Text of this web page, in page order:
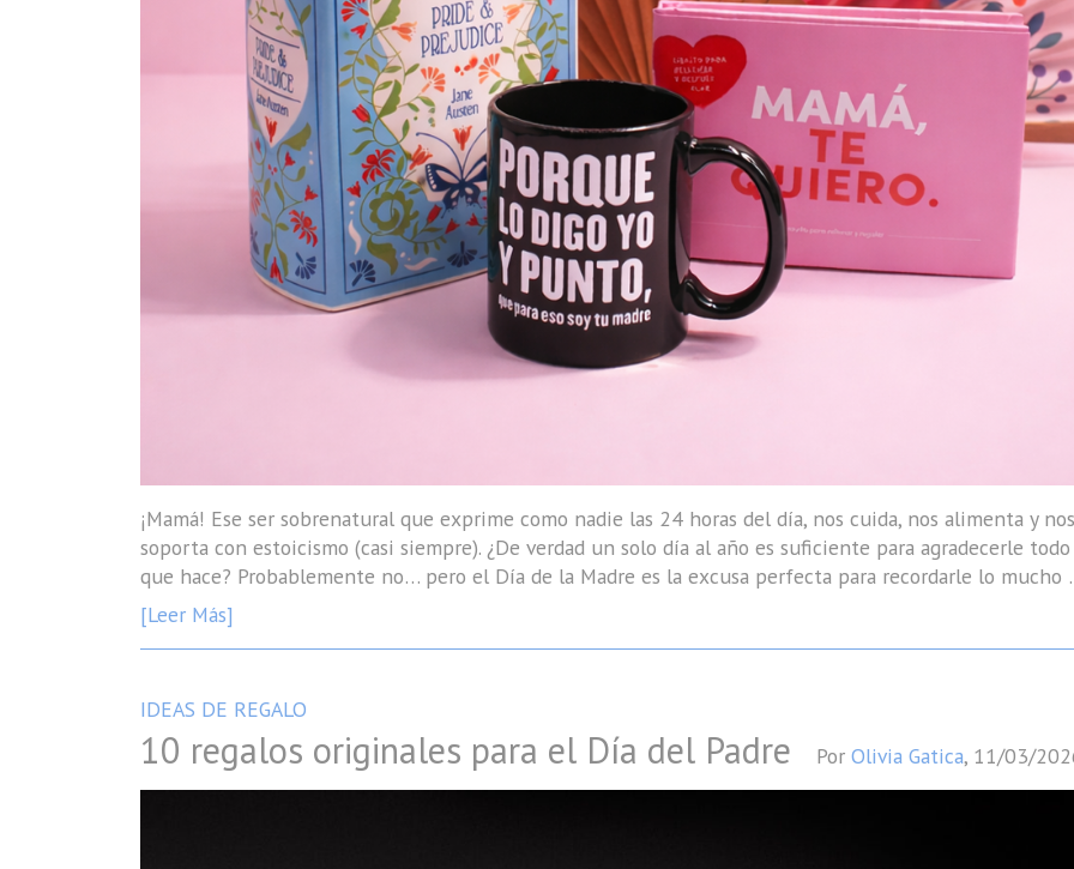
¡Mamá! Ese ser sobrenatural que exprime como nadie las 24 horas del día, nos cuida, nos alimenta y nos
soporta con estoicismo (casi siempre). ¿De verdad un solo día al año es suficiente para agradecerle
que hace? Probablemente no… pero el Día de la Madre es la excusa perfecta para recordarle lo mucho
[Leer Más]
IDEAS DE REGALO
10 regalos originales para el Día del Padre Por Olivia Gatica, 11/03/